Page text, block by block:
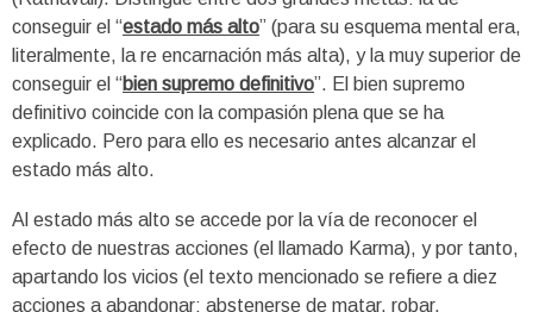
conseguir el “estado más alto” (para su esquema mental era,
literalmente, la re encarnación más alta), y la muy superior de
conseguir el “bien supremo definitivo”. El bien supremo
definitivo coincide con la compasión plena que se ha
explicado. Pero para ello es necesario antes alcanzar el
estado más alto.
Al estado más alto se accede por la vía de reconocer el
efecto de nuestras acciones (el llamado Karma), y por tanto,
apartando los vicios (el texto mencionado se refiere a diez
acciones a abandonar: abstenerse de matar, robar,